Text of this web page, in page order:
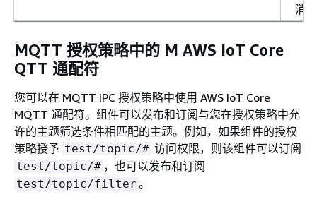
消
MQTT 授权策略中的 M AWS IoT Core
QTT 通配符
您可以在 MQTT IPC 授权策略中使用 AWS IoT Core
MQTT 通配符。组件可以发布和订阅与您在授权策略中允
许的主题筛选条件相匹配的主题。例如，如果组件的授权
策略授予 test/topic/# 访问权限，则该组件可以订阅
test/topic/# ，也可以发布和订阅
test/topic/filter 。